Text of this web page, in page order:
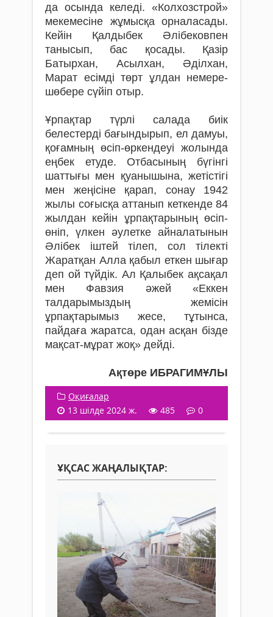
да осында келеді. «Колхозстрой»
мекемесіне жұмысқа орналасады.
Кейін Қалдыбек Әлібековпен
танысып, бас қосады. Қазір
Батырхан, Асылхан, Әділхан,
Марат есімді төрт ұлдан немере-
шөбере сүйіп отыр.
Ұрпақтар түрлі салада биік
белестерді бағындырып, ел дамуы,
қоғамның өсіп-өркендеуі жолында
еңбек етуде. Отбасының бүгінгі
шаттығы мен қуанышына, жетістігі
мен жеңісіне қарап, сонау 1942
жылы соғысқа аттанып кеткенде 84
жылдан кейін ұрпақтарының өсіп-
өніп, үлкен әулетке айналатынын
Әлібек іштей тілеп, сол тілекті
Жаратқан Алла қабыл еткен шығар
деп ой түйдік. Ал Қалыбек ақсақал
мен Фавзия әжей «Еккен
талдарымыздың жемісін
ұрпақтарымыз жесе, тұтынса,
пайдаға жаратса, одан асқан бізде
мақсат-мұрат жоқ» дейді.
Ақтөре ИБРАГИМҰЛЫ
Оқиғалар
13 шілде 2024 ж.
485 0
ҰҚСАС ЖАҢАЛЫҚТАР: